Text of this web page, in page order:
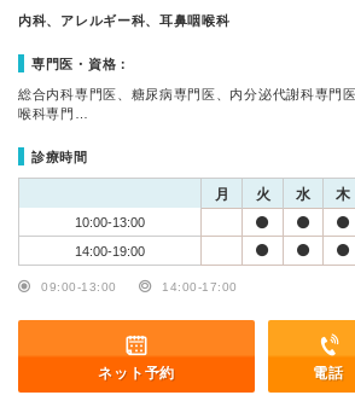
内科、アレルギー科、耳鼻咽喉科
専門医・資格：
総合内科専門医、糖尿病専門医、内分泌代謝科専門
喉科専門…
診療時間
月 火 水 木
10:00-13:00
14:00-19:00
09:00-13:00 14:00-17:00
ネット予約 電話